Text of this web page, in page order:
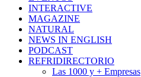
INTERACTIVE
MAGAZINE
NATURAL
NEWS IN ENGLISH
PODCAST
REFRIDIRECTORIO
Las 1000 y + Empresas